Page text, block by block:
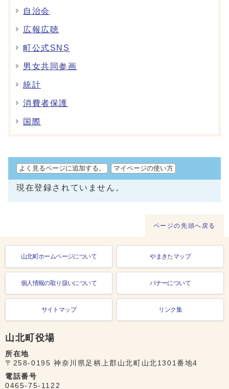
自治会
広報広聴
町公式SNS
男女共同参画
統計
消費者保護
国際
よく見るページに追加する。 マイページの使い方
現在登録されていません。
ページの先頭へ戻る
山北町ホームページについて やまきたマップ
個人情報の取り扱いについて バナーについて
サイトマップ リンク集
山北町役場
所在地
〒258-0195 神奈川県足柄上郡山北町山北1301番地4
電話番号
0465-75-1122